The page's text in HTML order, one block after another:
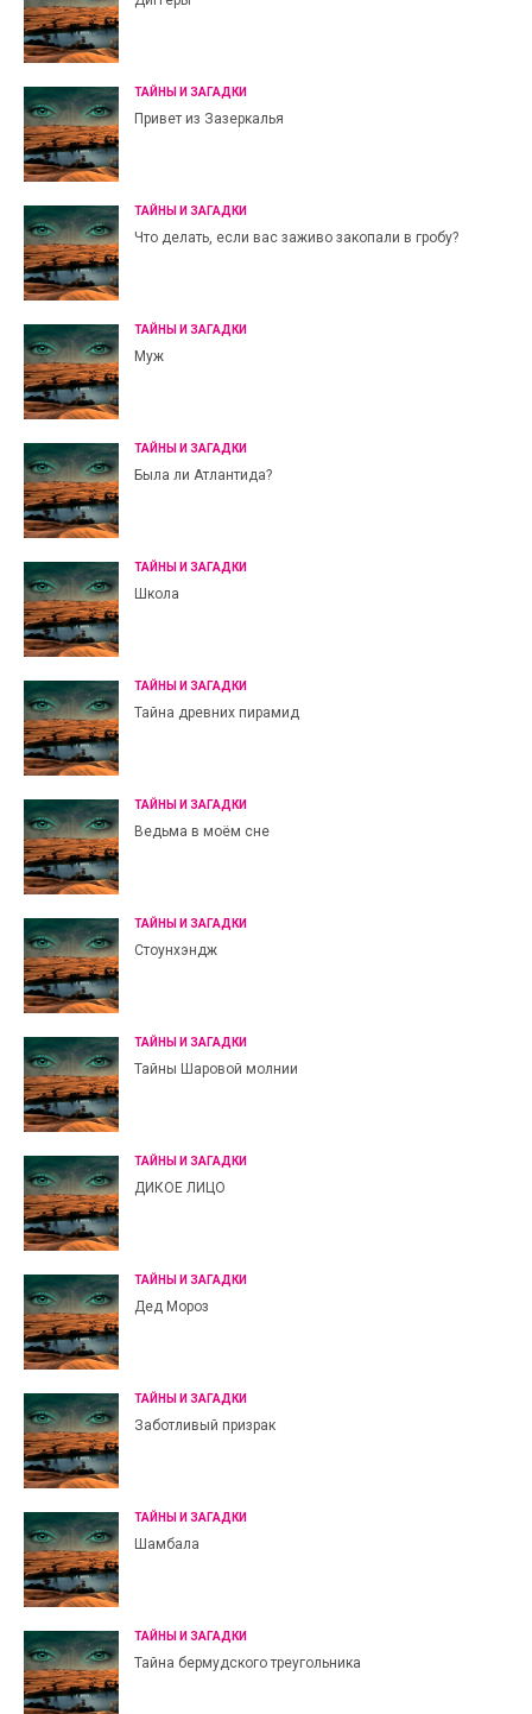
ТАЙНЫ И ЗАГАДКИ
Привет из Зазеркалья
ТАЙНЫ И ЗАГАДКИ
Что делать, если вас заживо закопали в гробу?
ТАЙНЫ И ЗАГАДКИ
Муж
ТАЙНЫ И ЗАГАДКИ
Была ли Атлантида?
ТАЙНЫ И ЗАГАДКИ
Школа
ТАЙНЫ И ЗАГАДКИ
Тайна древних пирамид
ТАЙНЫ И ЗАГАДКИ
Ведьма в моём сне
ТАЙНЫ И ЗАГАДКИ
Стоунхэндж
ТАЙНЫ И ЗАГАДКИ
Тайны Шаровой молнии
ТАЙНЫ И ЗАГАДКИ
ДИКОЕ ЛИЦО
ТАЙНЫ И ЗАГАДКИ
Дед Мороз
ТАЙНЫ И ЗАГАДКИ
Заботливый призрак
ТАЙНЫ И ЗАГАДКИ
Шамбала
ТАЙНЫ И ЗАГАДКИ
Тайна бермудского треугольника